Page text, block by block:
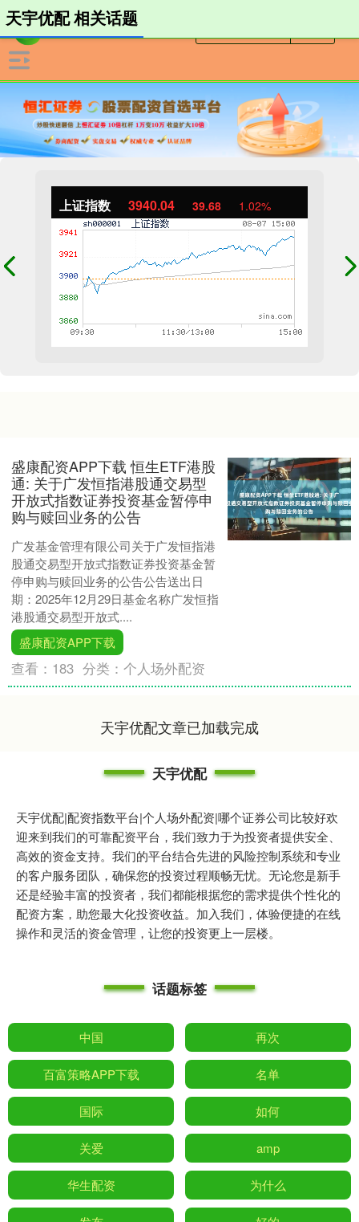
上证指数 3940.04 39.68 1.02%
天宇优配 相关话题
盛康配资APP下载 恒生ETF港股
通: 关于广发恒指港股通交易型
开放式指数证券投资基金暂停申
购与赎回业务的公告
广发基金管理有限公司关于广发恒指港
股通交易型开放式指数证券投资基金暂
停申购与赎回业务的公告公告送出日
期：2025年12月29日基金名称广发恒指
港股通交易型开放式....
盛康配资APP下载
查看： 183 分类：个人场外配资
天宇优配文章已加载完成
天宇优配
天宇优配|配资指数平台|个人场外配资|哪个证券公司比较好欢
迎来到我们的可靠配资平台，我们致力于为投资者提供安全、
高效的资金支持。我们的平台结合先进的风险控制系统和专业
的客户服务团队，确保您的投资过程顺畅无忧。无论您是新手
还是经验丰富的投资者，我们都能根据您的需求提供个性化的
配资方案，助您最大化投资收益。加入我们，体验便捷的在线
操作和灵活的资金管理，让您的投资更上一层楼。
话题标签
中国 再次
百富策略APP下载 名单
国际 如何
关爱 amp
华生配资 为什么